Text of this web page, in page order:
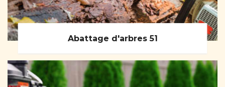
Abattage d'arbres 51